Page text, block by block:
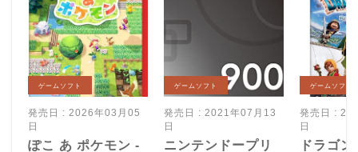
ゲームソフト
発売日 : 2026年03月05
日
ぽこ あ ポケモン -
ゲームソフト
発売日 : 2021年07月13
日
ニンテンドープリ
ゲームソフト
発売日 :
日
ドラゴ